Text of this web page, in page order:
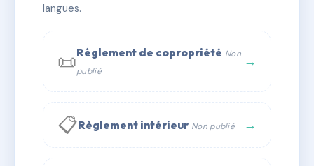
📞 Contacter Syndic Digital
langues.
📜Règlement de copropriété Non
publié
→
📋Règlement intérieur Non publié →